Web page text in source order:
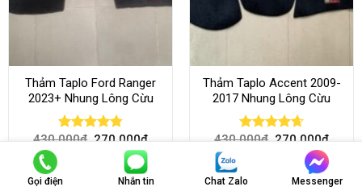
Thảm Taplo Ford Ranger
2023+ Nhung Lông Cừu
Rated 4.80
430.000₫ 270.000₫
Thảm Taplo Accent 2009-
2017 Nhung Lông Cừu
Rated 4.64
430.000₫ 270.000₫
Gọi điện Nhắn tin Chat Zalo Messenger